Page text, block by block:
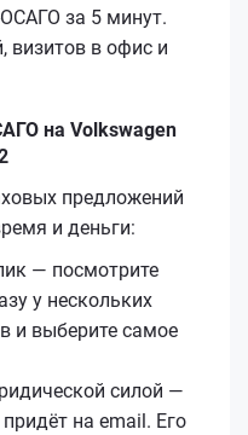
за 5 минут.
визитов в офис и
на Volkswagen
предложений
и деньги:
— посмотрите
у нескольких
и выберите самое
силой —
на email. Его